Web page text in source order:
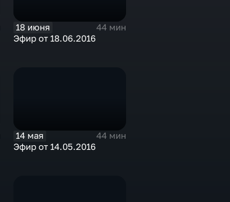
18 июня
44 мин
Эфир от 18.06.2016
14 мая
44 мин
Эфир от 14.05.2016